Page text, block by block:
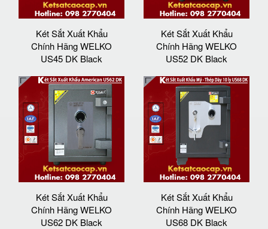
Két Sắt Xuất Khẩu
Chính Hãng WELKO
US45 DK Black
Két Sắt Xuất Khẩu
Chính Hãng WELKO
US52 DK Black
Két Sắt Xuất Khẩu
Chính Hãng WELKO
US62 DK Black
Két Sắt Xuất Khẩu
Chính Hãng WELKO
US68 DK Black